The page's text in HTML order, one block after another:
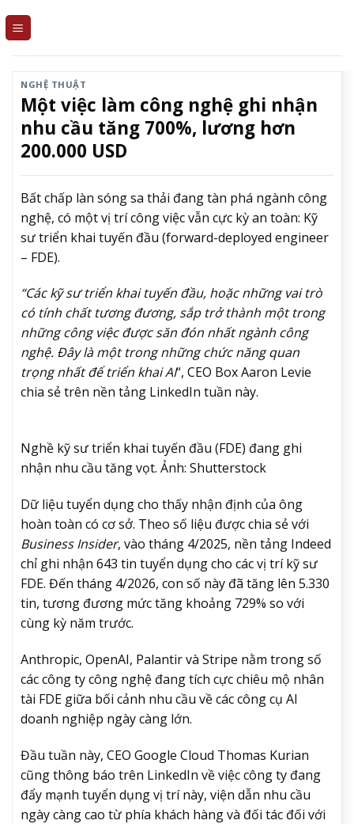
NGHỆ THUẬT
Một việc làm công nghệ ghi nhận
nhu cầu tăng 700%, lương hơn
200.000 USD
Bất chấp làn sóng sa thải đang tàn phá ngành công
nghệ, có một vị trí công việc vẫn cực kỳ an toàn: Kỹ
sư triển khai tuyến đầu (forward-deployed engineer
– FDE).
“Các kỹ sư triển khai tuyến đầu, hoặc những vai trò
có tính chất tương đương, sắp trở thành một trong
những công việc được săn đón nhất ngành công
nghệ. Đây là một trong những chức năng quan
trọng nhất để triển khai AI“, CEO Box Aaron Levie
chia sẻ trên nền tảng LinkedIn tuần này.
Nghề kỹ sư triển khai tuyến đầu (FDE) đang ghi
nhận nhu cầu tăng vọt. Ảnh: Shutterstock
Dữ liệu tuyển dụng cho thấy nhận định của ông
hoàn toàn có cơ sở. Theo số liệu được chia sẻ với
Business Insider, vào tháng 4/2025, nền tảng Indeed
chỉ ghi nhận 643 tin tuyển dụng cho các vị trí kỹ sư
FDE. Đến tháng 4/2026, con số này đã tăng lên 5.330
tin, tương đương mức tăng khoảng 729% so với
cùng kỳ năm trước.
Anthropic, OpenAI, Palantir và Stripe nằm trong số
các công ty công nghệ đang tích cực chiêu mộ nhân
tài FDE giữa bối cảnh nhu cầu về các công cụ AI
doanh nghiệp ngày càng lớn.
Đầu tuần này, CEO Google Cloud Thomas Kurian
cũng thông báo trên LinkedIn về việc công ty đang
đẩy mạnh tuyển dụng vị trí này, viện dẫn nhu cầu
ngày càng cao từ phía khách hàng và đối tác đối với